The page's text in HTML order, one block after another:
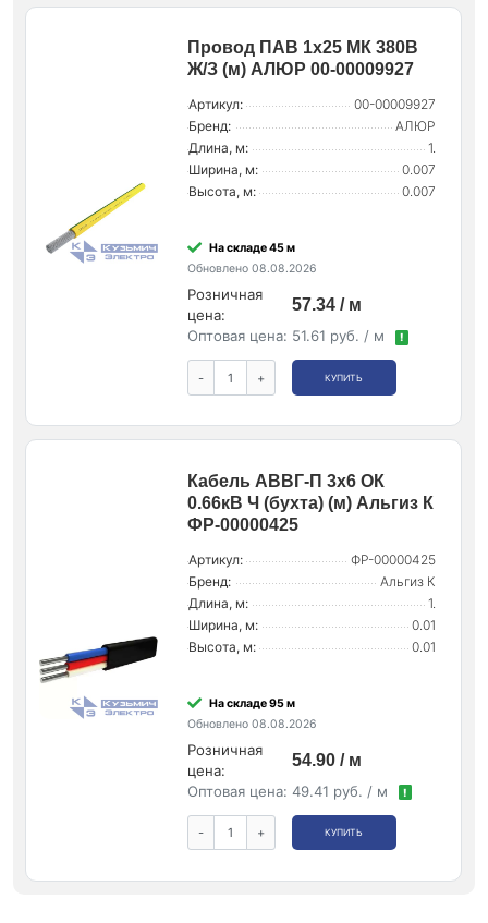
Провод ПАВ 1х25 МК 380В
Ж/З (м) АЛЮР 00-00009927
Артикул:
00-00009927
Бренд:
АЛЮР
Длина, м:
1.
Ширина, м:
0.007
Высота, м:
0.007
На складе 45 м
Обновлено 08.08.2026
Розничная
цена:
57.34 / м
Оптовая цена: 51.61 руб. / м !
- + КУПИТЬ
Кабель АВВГ-П 3х6 ОК
0.66кВ Ч (бухта) (м) Альгиз К
ФР-00000425
Артикул:
ФР-00000425
Бренд:
Альгиз К
Длина, м:
1.
Ширина, м:
0.01
Высота, м:
0.01
На складе 95 м
Обновлено 08.08.2026
Розничная
цена:
54.90 / м
Оптовая цена: 49.41 руб. / м !
- + КУПИТЬ